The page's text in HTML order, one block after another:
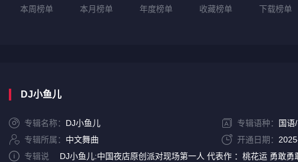
本周榜单 本月榜单 年度榜单 收藏榜单 下载榜单
DJ小鱼儿
专辑名称： DJ小鱼儿 专辑语种：
国语
专辑所属： 中文舞曲 开通日期：
专辑说
DJ小鱼儿:中国夜店原创派对现场第一人 代表作 ：桃花运 勇敢